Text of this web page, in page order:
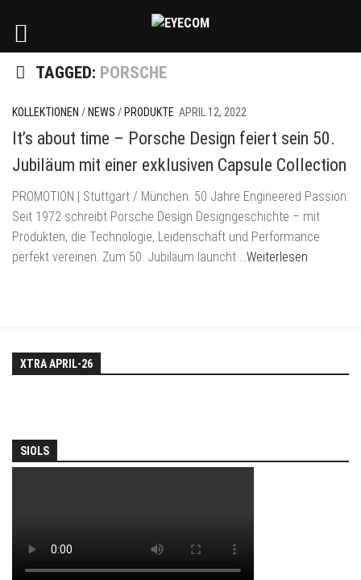
TAGGED: PORSCHE
KOLLEKTIONEN / NEWS / PRODUKTE APRIL 12, 2022
It’s about time – Porsche Design feiert sein 50.
Jubiläum mit einer exklusiven Capsule Collection
PROMOTION | Stuttgart / München. 50 Jahre Engineered Passion:
Seit 1972 schreibt Porsche Design Designgeschichte – mit
Produkten, die Technologie, Leidenschaft und Performance
perfekt vereinen. Zum 50. Jubiläum launcht …Weiterlesen
XTRA APRIL-26
SIOLS